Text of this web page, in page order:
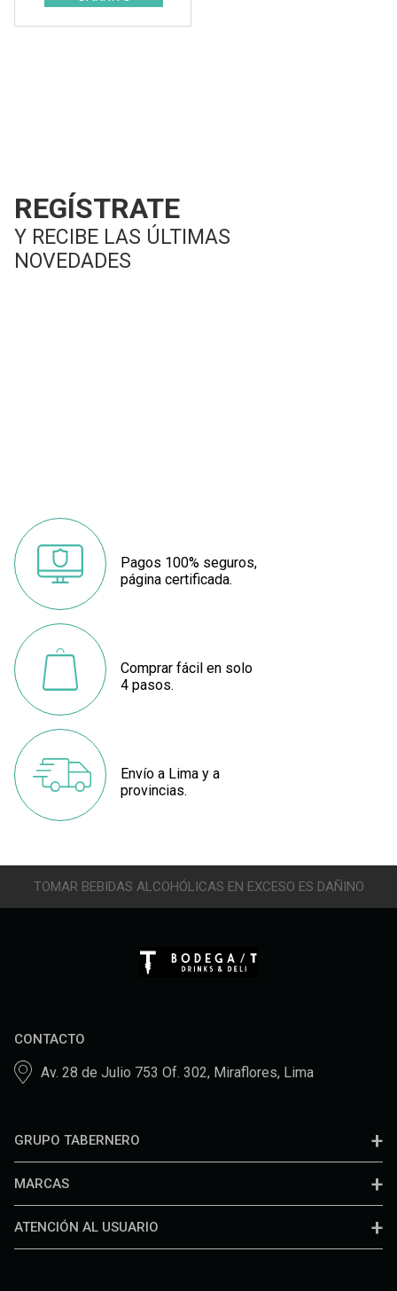
REGÍSTRATE
Y RECIBE LAS ÚLTIMAS
NOVEDADES
Pagos 100% seguros,
página certificada.
Comprar fácil en solo
4 pasos.
Envío a Lima y a
provincias.
TOMAR BEBIDAS ALCOHÓLICAS EN EXCESO ES DAÑINO
CONTACTO
Av. 28 de Julio 753 Of. 302, Miraflores, Lima
GRUPO TABERNERO
MARCAS
ATENCIÓN AL USUARIO